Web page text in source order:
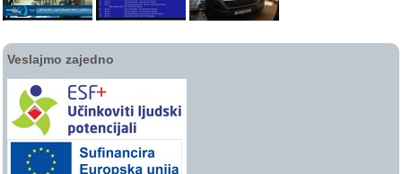
Veslajmo zajedno